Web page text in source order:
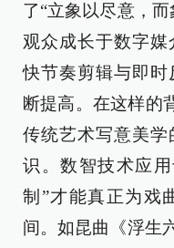
了“立象以尽意，
观众成长于数字媒
快节奏剪辑与即时
断提高。在这样的
传统艺术写意美学
识。数智技术应
制”才能真正为戏
间。如昆曲《浮生